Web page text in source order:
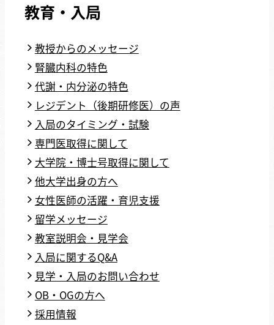
教育・入局
教授からのメッセージ
腎臓内科の特色
代謝・内分泌の特色
レジデント（後期研修医）の声
入局のタイミング・試験
専門医取得に関して
大学院・博士号取得に関して
他大学出身の方へ
女性医師の活躍・育児支援
留学メッセージ
教室説明会・見学会
入局に関するQ&A
見学・入局のお問い合わせ
OB・OGの方へ
採用情報